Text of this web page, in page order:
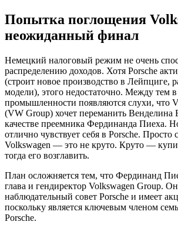
Попытка поглощения
неожиданный финал
Немецкий налоговый режим не очень
распределению доходов. Хотя Porsche
(строит новое производство в Лейпциге,
модели), этого недостаточно. Между тем
промышленности появляются слухи, что
(VW Group) хочет переманить Венделина
качестве преемника Фердинанда Пиеха.
отлично чувствует себя в Porsche. Просто
Volkswagen — это не круто. Круто —
тогда его возглавить.
План осложняется тем, что Фердинанд
глава и гендиректор Volkswagen Group.
наблюдательный совет Porsche и имеет
поскольку является ключевым членом
Porsche.